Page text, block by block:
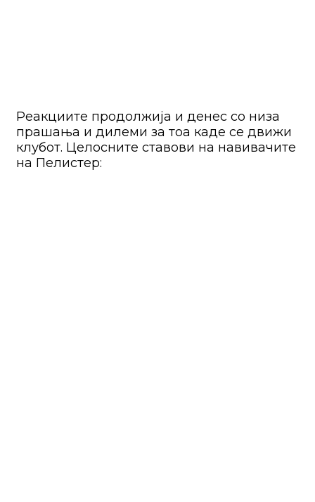
Реакциите продолжија и денес со низа
прашања и дилеми за тоа каде се движи
клубот. Целосните ставови на навивачите
на Пелистер: